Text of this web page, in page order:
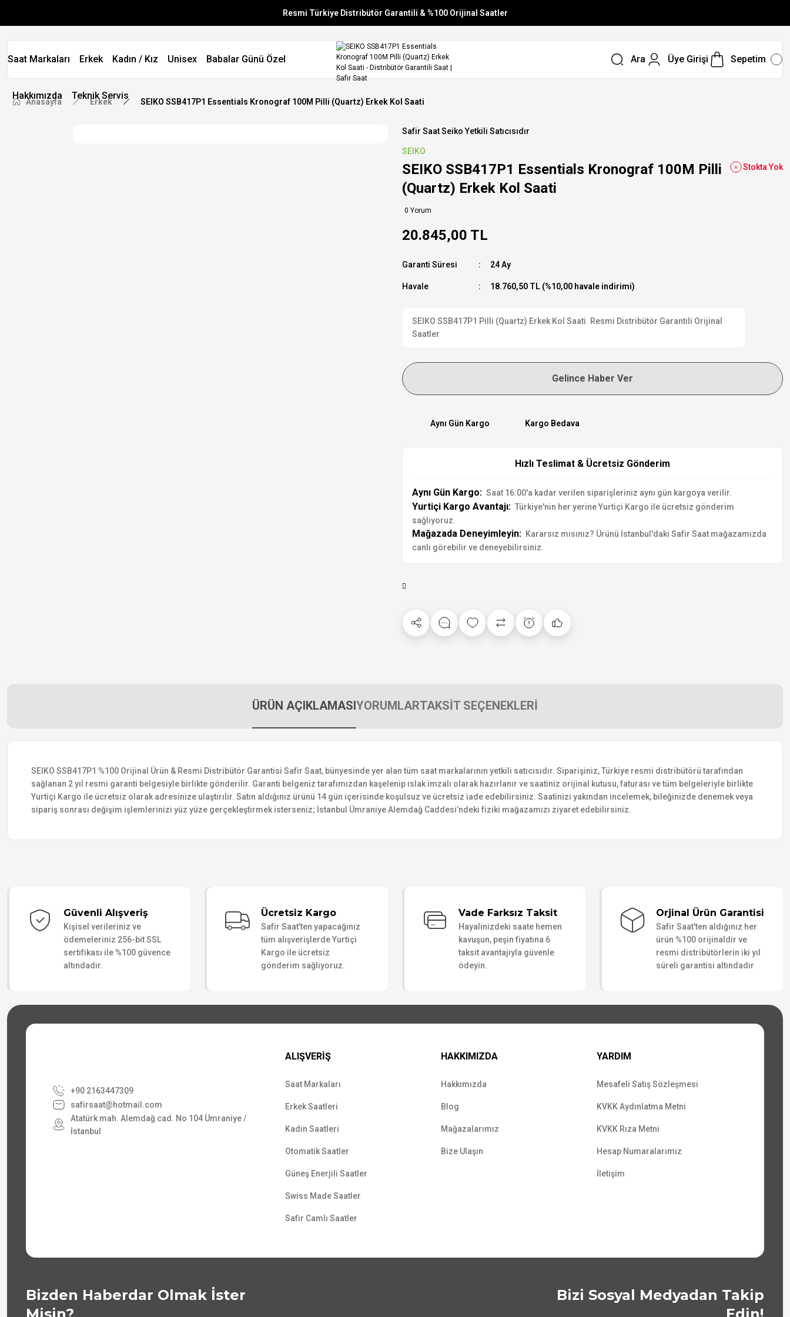
Resmi Türkiye Distribütör Garantili & %100 Orijinal Saatler
Vade Farksız 6 Taksit
Aynı Gün Stoktan Gönderim
Saat Markaları Erkek Kadın / Kız Unisex Babalar Günü Özel
Hakkımızda Teknik Servis
Ara Üye Girişi Sepetim
Anasayfa Erkek SEIKO SSB417P1 Essentials Kronograf 100M Pilli (Quartz) Erkek Kol Saati
Safir Saat Seiko Yetkili Satıcısıdır
SEIKO
SEIKO SSB417P1 Essentials Kronograf 100M Pilli
(Quartz) Erkek Kol Saati
0 Yorum
Stokta Yok
20.845,00 TL
Garanti Süresi 24 Ay
Havale 18.760,50 TL (%10,00 havale indirimi)
SEIKO SSB417P1 Pilli (Quartz) Erkek Kol Saati. Resmi Distribütör Garantili Orijinal
Saatler
Gelince Haber Ver
Aynı Gün Kargo Kargo Bedava
Hızlı Teslimat & Ücretsiz Gönderim
Aynı Gün Kargo: Saat 16:00'a kadar verilen siparişleriniz aynı gün kargoya verilir.
Yurtiçi Kargo Avantajı: Türkiye'nin her yerine Yurtiçi Kargo ile ücretsiz gönderim
sağlıyoruz.
Mağazada Deneyimleyin: Kararsız mısınız? Ürünü İstanbul'daki Safir Saat mağazamızda
canlı görebilir ve deneyebilirsiniz.
ÜRÜN AÇIKLAMASIYORUMLARTAKSİT SEÇENEKLERİ
SEIKO SSB417P1 %100 Orijinal Ürün & Resmi Distribütör Garantisi Safir Saat, bünyesinde yer alan tüm saat markalarının yetkili satıcısıdır. Siparişiniz, Türkiye resmi distribütörü tarafından
sağlanan 2 yıl resmi garanti belgesiyle birlikte gönderilir. Garanti belgeniz tarafımızdan kaşelenip ıslak imzalı olarak hazırlanır ve saatiniz orijinal kutusu, faturası ve tüm belgeleriyle birlikte
Yurtiçi Kargo ile ücretsiz olarak adresinize ulaştırılır. Satın aldığınız ürünü 14 gün içerisinde koşulsuz ve ücretsiz iade edebilirsiniz. Saatinizi yakından incelemek, bileğinizde denemek veya
sipariş sonrası değişim işlemlerinizi yüz yüze gerçekleştirmek isterseniz; İstanbul Ümraniye Alemdağ Caddesi’ndeki fiziki mağazamızı ziyaret edebilirsiniz.
Güvenli Alışveriş
Kişisel verileriniz ve
ödemeleriniz 256-bit SSL
sertifikası ile %100 güvence
altındadır.
Ücretsiz Kargo
Safir Saat'ten yapacağınız
tüm alışverişlerde Yurtiçi
Kargo ile ücretsiz
gönderim sağlıyoruz.
Vade Farksız Taksit
Hayalinizdeki saate hemen
kavuşun, peşin fiyatına 6
taksit avantajıyla güvenle
ödeyin.
Orjinal Ürün Garantisi
Safir Saat'ten aldığınız her
ürün %100 orijinaldir ve
resmi distribütörlerin iki yıl
süreli garantisi altındadır
+90 2163447309
safirsaat@hotmail.com
Atatürk mah. Alemdağ cad. No 104 Ümraniye /
İstanbul
ALIŞVERİŞ
Saat Markaları
Erkek Saatleri
Kadın Saatleri
Otomatik Saatler
Güneş Enerjili Saatler
Swiss Made Saatler
Safir Camlı Saatler
HAKKIMIZDA
Hakkımızda
Blog
Mağazalarımız
Bize Ulaşın
YARDIM
Mesafeli Satış Sözleşmesi
KVKK Aydınlatma Metni
KVKK Rıza Metni
Hesap Numaralarımız
İletişim
Bizden Haberdar Olmak İster
Bizi Sosyal Medyadan Takip